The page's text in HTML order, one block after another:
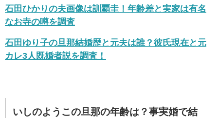
石田ひかりの夫画像は訓覇圭！年齢差と実家は有名
なお寺の噂を調査
石田ゆり子の旦那結婚歴と元夫は誰？彼氏現在と元
カレ3人既婚者説を調査！
いしのようこの旦那の年齢は？事実婚で結